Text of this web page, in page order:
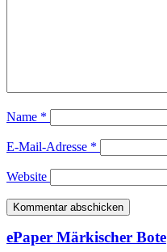
Name *
E-Mail-Adresse *
Website
ePaper Märkischer Bote